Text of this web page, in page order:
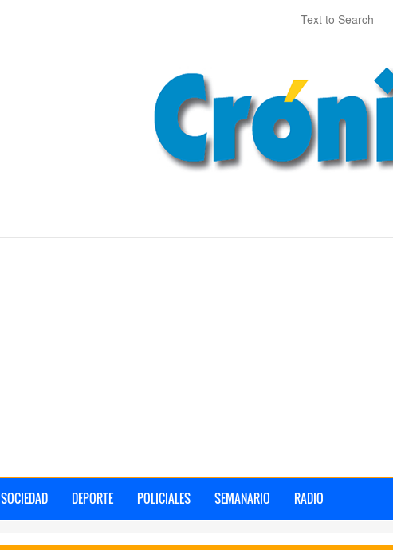
SOCIEDAD DEPORTE POLICIALES SEMANARIO RADIO